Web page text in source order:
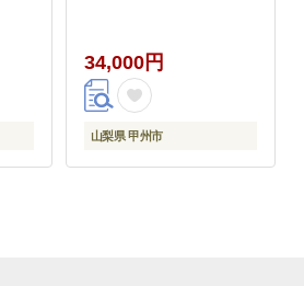
34,000円
山梨県 甲州市